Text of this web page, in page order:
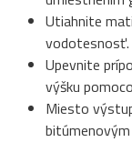
Utiahnite
vodotesnosť.
Upevnite
výšku
Miesto